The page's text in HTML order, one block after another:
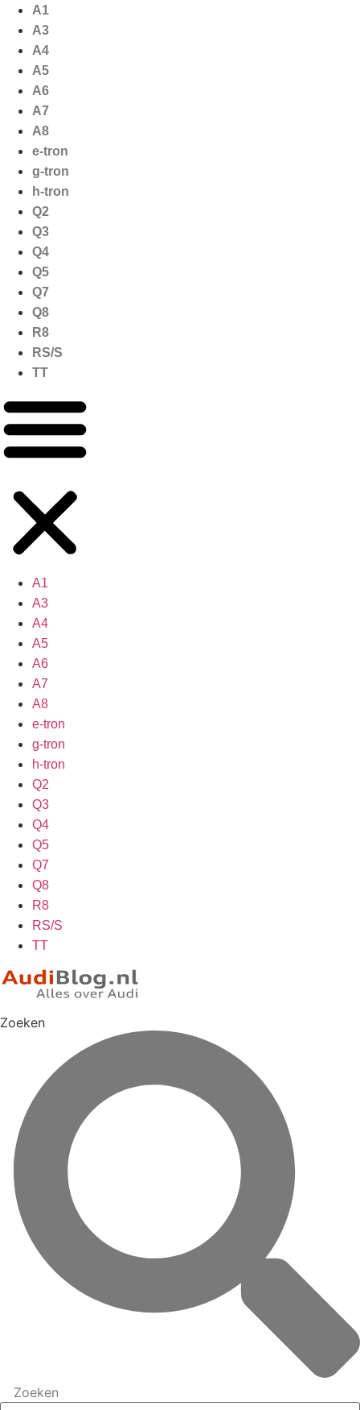
naar
inhoud
A1
A3
A4
A5
A6
A7
A8
e-tron
g-tron
h-tron
Q2
Q3
Q4
Q5
Q7
Q8
R8
RS/S
TT
A1
A3
A4
A5
A6
A7
A8
e-tron
g-tron
h-tron
Q2
Q3
Q4
Q5
Q7
Q8
R8
RS/S
TT
Zoeken
Zoeken